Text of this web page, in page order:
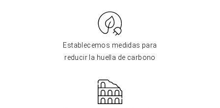
Establecemos medidas para
reducir la huella de carbono